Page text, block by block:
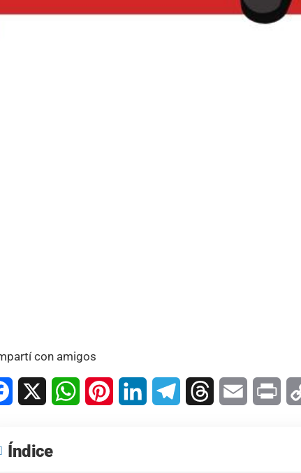
con amigos
Facebook WhatsAppPinterestLinkedIn TelegramThreads Email
Índice